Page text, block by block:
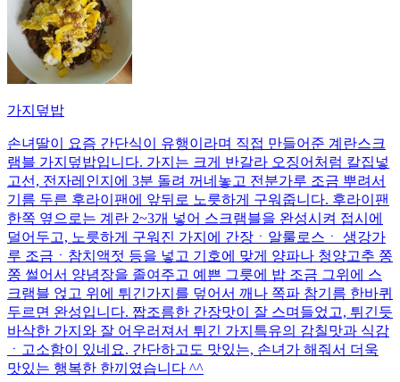
가지덮밥
손녀딸이 요즘 간단식이 유행이라며 직접 만들어준 계란스크
램블 가지덮밥입니다. 가지는 크게 반갈라 오징어처럼 칼집넣
고선, 전자레인지에 3분 돌려 꺼네놓고 전분가루 조금 뿌려서
기름 두른 후라이팬에 앞뒤로 노릇하게 구워줍니다. 후라이팬
한쪽 옆으로는 계란 2~3개 넣어 스크램블을 완성시켜 접시에
덜어두고, 노릇하게 구워진 가지에 간장ㆍ알룰로스ㆍ 생강가
루 조금ㆍ참치액젓 등을 넣고 기호에 맞게 양파나 청양고추 쫑
쫑 썰어서 양념장을 졸여주고 예쁜 그릇에 밥 조금 그위에 스
크램블 얹고 위에 튀긴가지를 덮어서 깨나 쪽파 참기름 한바퀴
두르면 완성입니다. 짭조름한 간장맛이 잘 스며들었고, 튀긴듯
바삭한 가지와 잘 어우러져서 튀긴 가지특유의 감칠맛과 식감
ㆍ고소함이 있네요. 간단하고도 맛있는, 손녀가 해줘서 더욱
맛있는 행복한 한끼였습니다 ^^